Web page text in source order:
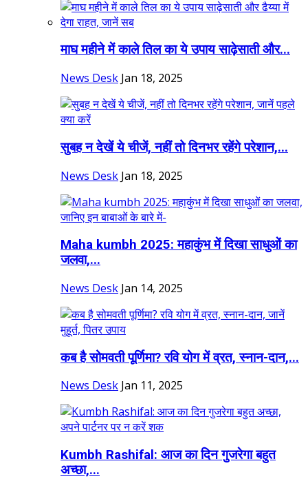
माघ महीने में काले तिल का ये उपाय साढ़ेसाती और...
News Desk Jan 18, 2025
सुबह न देखें ये चीजें, नहीं तो दिनभर रहेंगे परेशान,...
News Desk Jan 18, 2025
Maha kumbh 2025: महाकुंभ में दिखा साधुओं का
जलवा,...
News Desk Jan 14, 2025
कब है सोमवती पूर्णिमा? रवि योग में व्रत, स्नान-दान,...
News Desk Jan 11, 2025
Kumbh Rashifal: आज का दिन गुजरेगा बहुत
अच्छा,...